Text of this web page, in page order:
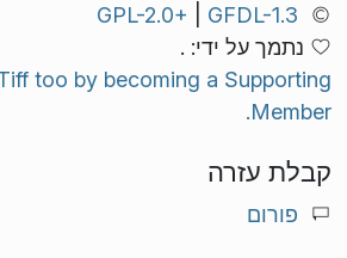
GPL-2.0+
GFDL-1.3
נתמך על ידי: .
too by becoming a Supporting
Member.
קבלת עזרה
פורום